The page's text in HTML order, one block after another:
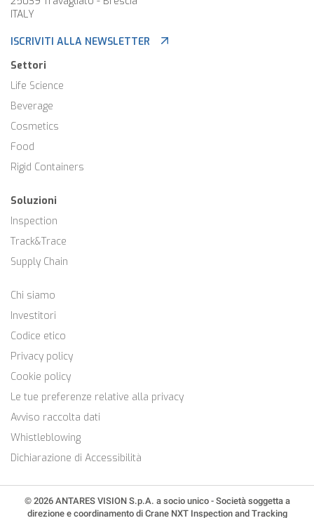
ITALY
ISCRIVITI ALLA NEWSLETTER
Settori
Life Science
Beverage
Cosmetics
Food
Rigid Containers
Soluzioni
Inspection
Track&Trace
Supply Chain
Chi siamo
Investitori
Codice etico
Privacy policy
Cookie policy
Le tue preferenze relative alla privacy
Avviso raccolta dati
Whistleblowing
Dichiarazione di Accessibilità
© 2026 ANTARES VISION S.p.A. a socio unico - Società soggetta a
direzione e coordinamento di Crane NXT Inspection and Tracking